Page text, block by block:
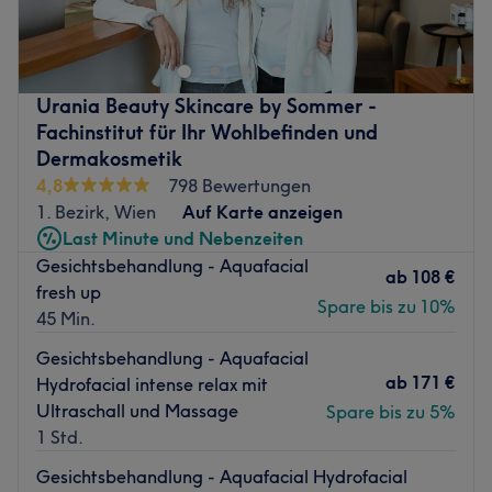
Studio Sue Beauty Salon im 1. Bezirk in Wien, bietet dir
mithilfe der neuesten Methoden langanhaltende Beauty-
Ergebnisse, die sich sehen lassen können. Von Kopf bis
Fuß werden hier verschönenden und pflegende
Behandlungen angeboten.
Nächste öffentliche Verkehrsmittel:
Die Bushaltestelle Albertinaplatz ist in wenigen
Gehminuten erreichbar.
Das Team:
Beim Team von Sue Beauty bist du in besten Händen. Sie
helfen dir dabei, immer top gepflegt auszusehen. Durch
ihre langjährige Erfahrung sind die KosmetikerInnen für
deine individuelle Behandlung Profis. Hier wird Deutsch,
Englisch und Russisch gesprochen.
Was uns an dem Salon gefällt:
Atmosphäre: Freundlich, sauber, neu.
Expertise: Gesichtsbehandlungen, dauerhafte
Urania Beauty Skincare by Sommer -
Fachinstitut für Ihr Wohlbefinden und
Dermakosmetik
4,8
798 Bewertungen
1. Bezirk, Wien
Auf Karte anzeigen
Last Minute und Nebenzeiten
Gesichtsbehandlung - Aquafacial
fresh up
45 Min.
ab 108 €
Spare bis zu 10%
Gesichtsbehandlung - Aquafacial
Hydrofacial intense relax mit
Ultraschall und Massage
1 Std.
ab 171 €
Spare bis zu 5%
Gesichtsbehandlung - Aquafacial Hydrofacial